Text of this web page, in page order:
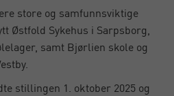
store og samfunnsviktige
Østfold Sykehus i Sarpsborg,
samt Bjørlien skole og
stillingen 1. oktober 2025 og